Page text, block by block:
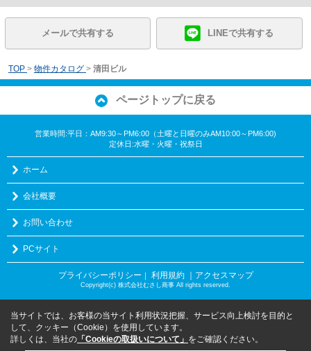
メールで共有する LINEで共有する
TOP > 物件カタログ > 清田ビル
ページトップに戻る
営業時間:平日：AM9:30～PM6:00（土曜と日曜のみAM10:00～PM6:00)
定休日:水曜・火曜・祝祭日
ホーム
会社概要
お問い合わせ
PCサイト
プライバシーポリシー 利用規約 ｜アクセスマップ
Copyright(c) 株式会社むさし商事 All rights reserved.
当サイトでは、お客様の当サイト利用状況把握、サービス向上検討を目的と
して、クッキー（Cookie）を使用しています。
詳しくは、当社の 「Cookieの取扱いについて」 をご確認ください。